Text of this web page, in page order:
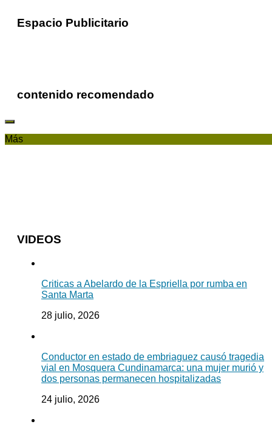
Espacio Publicitario
contenido recomendado
Más
VIDEOS
Criticas a Abelardo de la Espriella por rumba en
Santa Marta
28 julio, 2026
Conductor en estado de embriaguez causó tragedia
vial en Mosquera Cundinamarca: una mujer murió y
dos personas permanecen hospitalizadas
24 julio, 2026